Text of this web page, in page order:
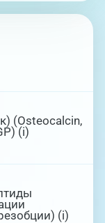
(Оsteocalcin,
(i)
(i)